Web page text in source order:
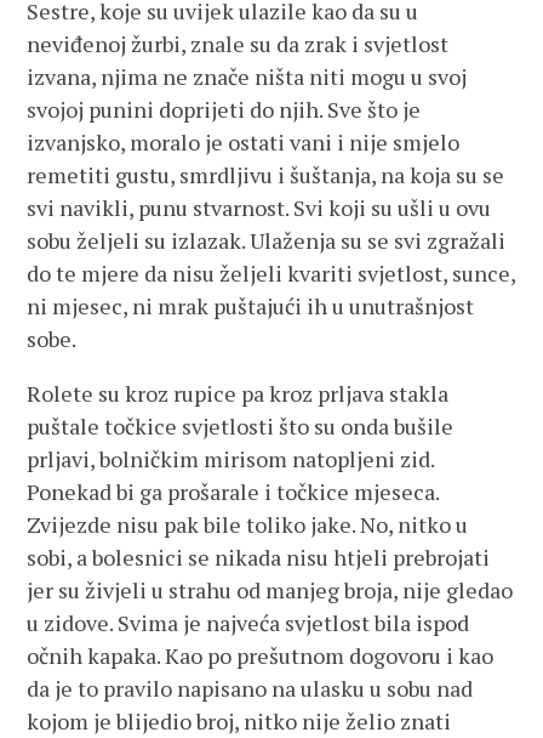
Sestre, koje su uvijek ulazile kao da su u
neviđenoj žurbi, znale su da zrak i svjetlost
izvana, njima ne znače ništa niti mogu u svoj
svojoj punini doprijeti do njih. Sve što je
izvanjsko, moralo je ostati vani i nije smjelo
remetiti gustu, smrdljivu i šuštanja, na koja su se
svi navikli, punu stvarnost. Svi koji su ušli u ovu
sobu željeli su izlazak. Ulaženja su se svi zgražali
do te mjere da nisu željeli kvariti svjetlost, sunce,
ni mjesec, ni mrak puštajući ih u unutrašnjost
sobe.
Rolete su kroz rupice pa kroz prljava stakla
puštale točkice svjetlosti što su onda bušile
prljavi, bolničkim mirisom natopljeni zid.
Ponekad bi ga prošarale i točkice mjeseca.
Zvijezde nisu pak bile toliko jake. No, nitko u
sobi, a bolesnici se nikada nisu htjeli prebrojati
jer su živjeli u strahu od manjeg broja, nije gledao
u zidove. Svima je najveća svjetlost bila ispod
očnih kapaka. Kao po prešutnom dogovoru i kao
da je to pravilo napisano na ulasku u sobu nad
kojom je blijedio broj, nitko nije želio znati